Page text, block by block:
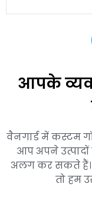
आपके
वैनगार्ड में कस्टम
आप अपने उत्पादों
अलग कर सकते हैं।
तो हम